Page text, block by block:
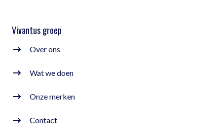
Vivantus groep
Over ons
Wat we doen
Onze merken
Contact